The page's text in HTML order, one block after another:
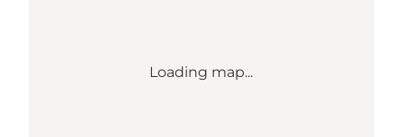
Loading map...